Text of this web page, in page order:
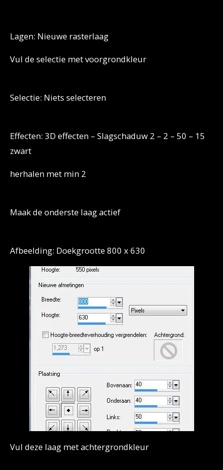
Lagen: Nieuwe rasterlaag
Vul de selectie met voorgrondkleur
Selectie: Niets selecteren
Effecten: 3D effecten – Slagschaduw 2 – 2 – 50 – 15
zwart
herhalen met min 2
Maak de onderste laag actief
Afbeelding: Doekgrootte 800 x 630
Vul deze laag met achtergrondkleur